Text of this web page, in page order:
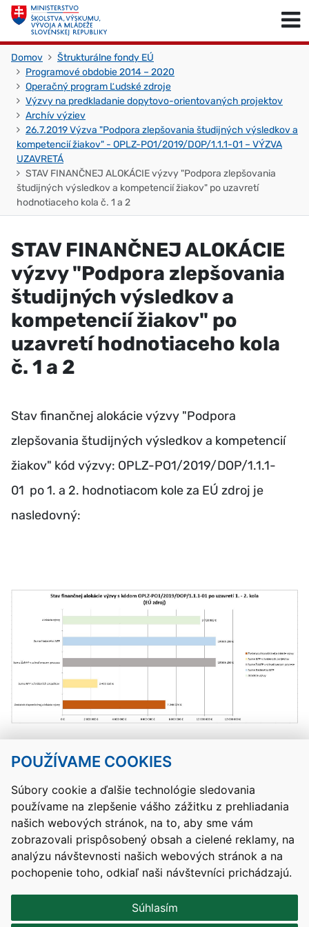
POUŽÍVAME COOKIES
Súbory cookie a ďalšie technológie sledovania
používame na zlepšenie vášho zážitku z prehliadania
našich webových stránok, na to, aby sme vám
zobrazovali prispôsobený obsah a cielené reklamy, na
analýzu návštevnosti našich webových stránok a na
pochopenie toho, odkiaľ naši návštevníci prichádzajú.
Súhlasím
Skočiť na obsah
Domov
Štrukturálne fondy EÚ
Programové obdobie 2014 – 2020
Operačný program Ľudské zdroje
Výzvy na predkladanie dopytovo-orientovaných projektov
Archív výziev
26.7.2019 Výzva "Podpora zlepšovania študijných výsledkov a
kompetencií žiakov" - OPLZ-PO1/2019/DOP/1.1.1-01 – VÝZVA
UZAVRETÁ
STAV FINANČNEJ ALOKÁCIE výzvy "Podpora zlepšovania
študijných výsledkov a kompetencií žiakov" po uzavretí
hodnotiaceho kola č. 1 a 2
STAV FINANČNEJ ALOKÁCIE
výzvy "Podpora zlepšovania
študijných výsledkov a
kompetencií žiakov" po
uzavretí hodnotiaceho kola
č. 1 a 2
Stav finančnej alokácie výzvy "Podpora
zlepšovania študijných výsledkov a kompetencií
žiakov" kód výzvy: OPLZ-PO1/2019/DOP/1.1.1-
01 po 1. a 2. hodnotiacom kole za EÚ zdroj je
nasledovný:
Skočiť na začiatok stránky
Kontakty Mapa stránky RSS
Vyhlásenie o prístupnosti
Nastavenia cookies
Prevádzkovateľom služby je Ministerstvo školstva, výskumu,
vývoja a mládeže Slovenskej republiky.